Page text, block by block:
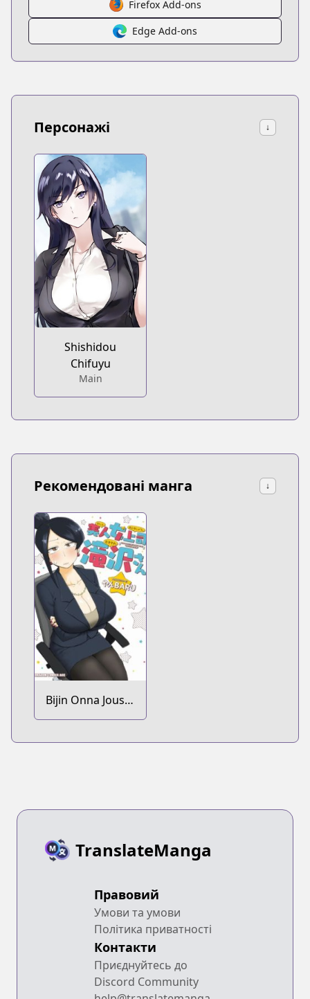
Firefox Add-ons
Edge Add-ons
Персонажі ↓
Shishidou
Chifuyu
Main
Рекомендовані манга ↓
Bijin Onna Joushi
Takizawa-san
TranslateManga
Правовий
Умови та умови
Політика приватності
Контакти
Приєднуйтесь до
Discord Community